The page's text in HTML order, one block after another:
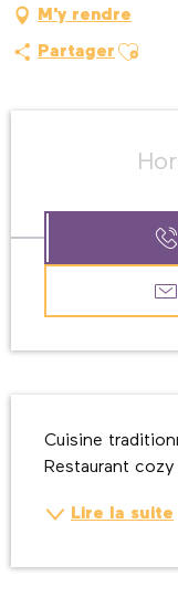
M'y rendre
Partager Ajouter
Cuisine
Restaurant
Lire la suite